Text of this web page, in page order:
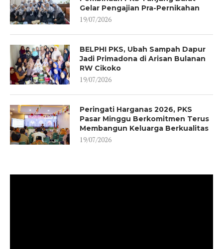
Gelar Pengajian Pra-Pernikahan
19/07/2026
BELPHI PKS, Ubah Sampah Dapur
Jadi Primadona di Arisan Bulanan
RW Cikoko
19/07/2026
Peringati Harganas 2026, PKS
Pasar Minggu Berkomitmen Terus
Membangun Keluarga Berkualitas
19/07/2026